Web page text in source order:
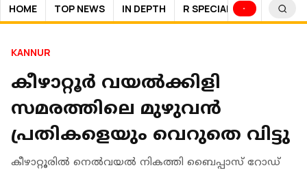
HOME TOP NEWS IN DEPTH R SPECIAL SPORTS
KANNUR
കീഴാറ്റൂര്‍ വയല്‍ക്കിളി
സമരത്തിലെ മുഴുവന്‍
പ്രതികളെയും വെറുതെ വിട്ടു
കീഴാറ്റൂരില്‍ നെല്‍വയല്‍ നികത്തി ബൈപ്പാസ് റോഡ്